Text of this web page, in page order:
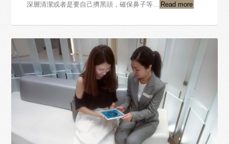
深層清潔或者是要自己擠黑頭，確保鼻子等… Read more